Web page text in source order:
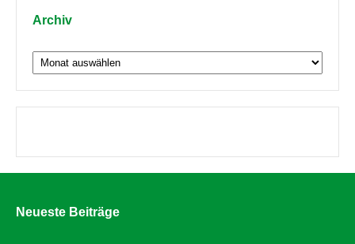
Archiv
Archiv
Neueste Beiträge